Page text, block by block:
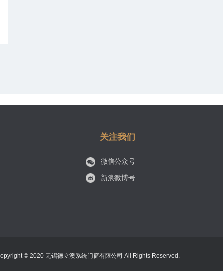
关注我们
微信公众号
新浪微博号
© 2020 无锡德立澳系统门窗有限公司 All Rights Reserved.